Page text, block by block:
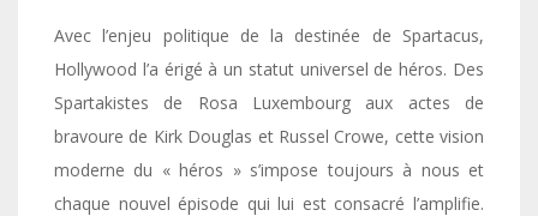
Avec l’enjeu politique de la destinée de Spartacus,
Hollywood l’a érigé à un statut universel de héros. Des
Spartakistes de Rosa Luxembourg aux actes de
bravoure de Kirk Douglas et Russel Crowe, cette vision
moderne du « héros » s’impose toujours à nous et
chaque nouvel épisode qui lui est consacré l’amplifie.